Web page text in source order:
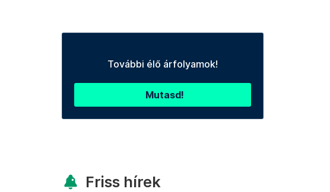
További élő árfolyamok!
Mutasd!
Friss hírek